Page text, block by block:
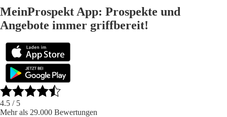
MeinProspekt App: Prospekte und
Angebote immer griffbereit!
4.5 / 5
Mehr als 29.000 Bewertungen